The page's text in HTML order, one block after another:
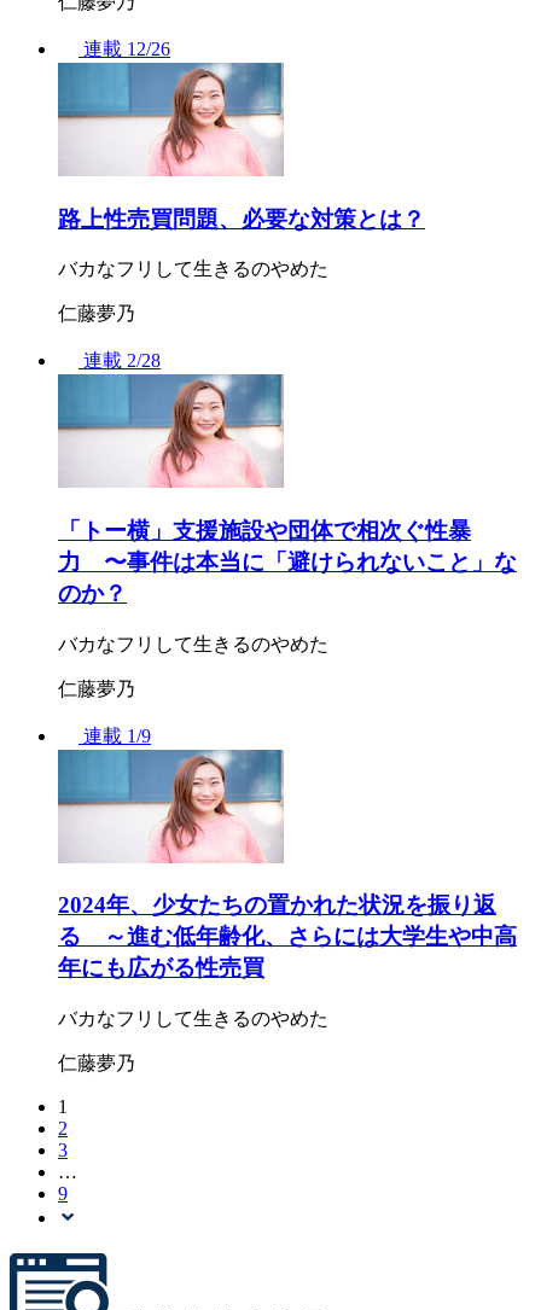
連載 12/26
路上性売買問題、必要な対策とは？
バカなフリして生きるのやめた
仁藤夢乃
連載 2/28
「トー横」支援施設や団体で相次ぐ性暴
力 〜事件は本当に「避けられないこと」な
のか？
バカなフリして生きるのやめた
仁藤夢乃
連載 1/9
2024年、少女たちの置かれた状況を振り返
る ～進む低年齢化、さらには大学生や中高
年にも広がる性売買
バカなフリして生きるのやめた
仁藤夢乃
1
2
3
…
9